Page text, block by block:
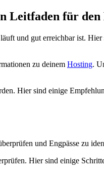
Leitfaden für
und gut erreichbar ist.
zu deinem Hosting.
Hier sind einige
und Engpässe zu
Hier sind einige